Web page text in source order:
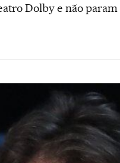
Dolby e não